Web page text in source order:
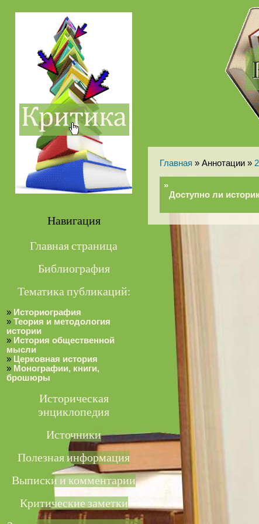
Навигация
Главная страница
Библиография
Тематика публикаций:
» Историография
» Теория и методология
истории
» История общественной
мысли
» Церковная история
» Монографии, книги,
брошюры
Историческая
энциклопедия
Источники
Полезная информация
Выписки и комментарии
Критические заметки
Главная » Аннотации »
»
Доступно ли